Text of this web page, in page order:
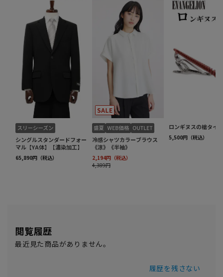
閲覧履歴
最近見た商品がありません。
履歴を残さない